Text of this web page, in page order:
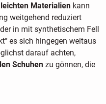
Materialienkann
weitgehend reduziert
in mit synthetischem Fell
es sich hingegen weitaus
darauf achten,
Schuhenzu gönnen, die